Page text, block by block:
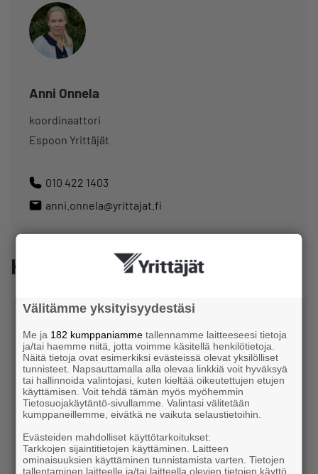
Anni Onnela
koordinaattori
Espoon Yrittäjät
010 422 1403
anni.onnela@yrittajat.fi
Hankintaneuvonta
Ulla Tirronen
Hankintaneuvoja
Espoon Yrittäjät
Välitämme yksityisyydestäsi
Me ja 182 kumppaniamme tallennamme laitteeseesi tietoja
ja/tai haemme niitä, jotta voimme käsitellä henkilötietoja.
Näitä tietoja ovat esimerkiksi evästeissä olevat yksilölliset
tunnisteet. Napsauttamalla alla olevaa linkkiä voit hyväksyä
tai hallinnoida valintojasi, kuten kieltää oikeutettujen etujen
käyttämisen. Voit tehdä tämän myös myöhemmin
Tietosuojakäytäntö-sivullamme. Valintasi välitetään
kumppaneillemme, eivätkä ne vaikuta selaustietoihin.
Evästeiden mahdolliset käyttötarkoitukset:
Tarkkojen sijaintitietojen käyttäminen. Laitteen
ominaisuuksien käyttäminen tunnistamista varten. Tietojen
tallentaminen laitteelle ja/tai laitteella olevien tietojen käyttö.